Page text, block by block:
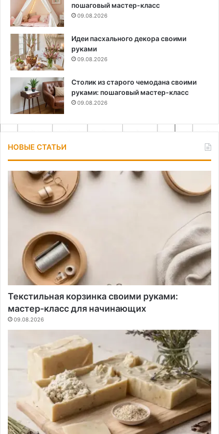
пошаговый мастер-класс
09.08.2026
Идеи пасхального декора своими
руками
09.08.2026
Столик из старого чемодана своими
руками: пошаговый мастер-класс
09.08.2026
НОВЫЕ СТАТЬИ
Текстильная корзинка своими руками:
мастер-класс для начинающих
09.08.2026